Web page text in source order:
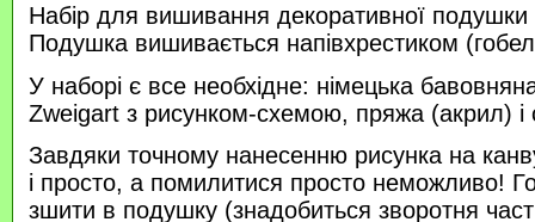
Набір для вишивання декоративної
Подушка вишивається напівхрестиком
У наборі є все необхідне: німецька
Zweigart з рисунком-схемою, пряжа (акрил) і
Завдяки точному нанесенню рисунка на
і просто, а помилитися просто неможливо!
зшити в подушку (знадобиться зворотня